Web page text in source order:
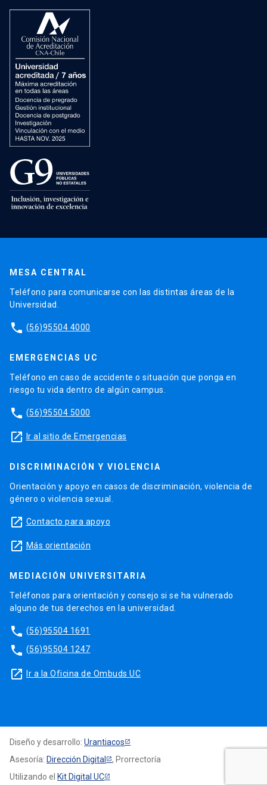
MESA CENTRAL
Teléfono para comunicarse con las distintas áreas de la
Universidad.
phone (56)95504 4000
EMERGENCIAS UC
Teléfono en caso de accidente o situación que ponga en
riesgo tu vida dentro de algún campus.
phone (56)95504 5000
launch Ir al sitio de Emergencias
DISCRIMINACIÓN Y VIOLENCIA
Orientación y apoyo en casos de discriminación, violencia de
género o violencia sexual.
launch Contacto para apoyo
launch Más orientación
MEDIACIÓN UNIVERSITARIA
Teléfonos para orientación y consejo si se ha vulnerado
alguno de tus derechos en la universidad.
phone (56)95504 1691
phone (56)95504 1247
launch Ir a la Oficina de Ombuds UC
Diseño y desarrollo: Urantiacos
Asesoría: Dirección Digital
, Prorrectoría
Utilizando el Kit Digital UC